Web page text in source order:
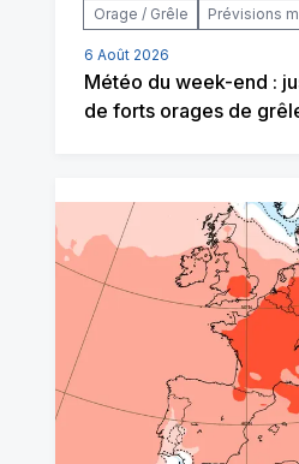
Orage / Grêle Prévisions
6 Août 2026
Météo du week-end :
de forts orages de